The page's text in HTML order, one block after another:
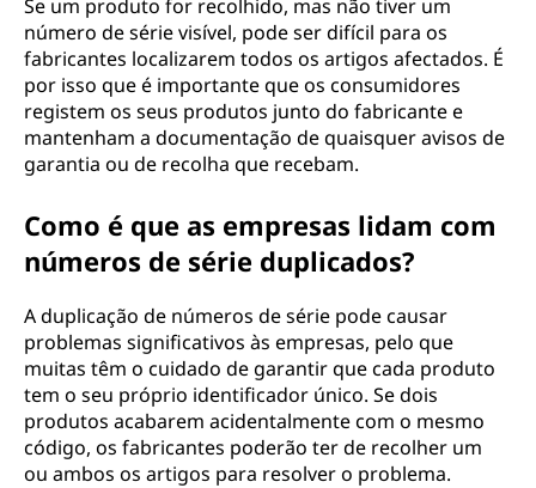
Se um produto for recolhido, mas não tiver um
número de série visível, pode ser difícil para os
fabricantes localizarem todos os artigos afectados. É
por isso que é importante que os consumidores
registem os seus produtos junto do fabricante e
mantenham a documentação de quaisquer avisos de
garantia ou de recolha que recebam.
Como é que as empresas lidam com
números de série duplicados?
A duplicação de números de série pode causar
problemas significativos às empresas, pelo que
muitas têm o cuidado de garantir que cada produto
tem o seu próprio identificador único. Se dois
produtos acabarem acidentalmente com o mesmo
código, os fabricantes poderão ter de recolher um
ou ambos os artigos para resolver o problema.